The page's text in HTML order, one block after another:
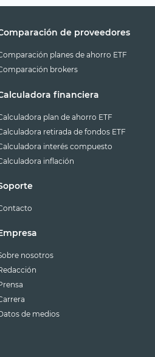
de proveedores
planes de ahorro ETF
brokers
financiera
plan de ahorro ETF
retirada de fondos ETF
interés compuesto
inflación
nosotros
de medios